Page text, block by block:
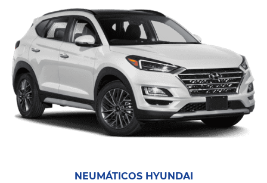
NEUMÁTICOS HYUNDAI